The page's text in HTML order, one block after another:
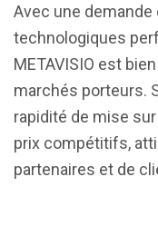
Avec une
technologiques
METAVISIO est
marchés porteurs.
rapidité de mise
prix compétitifs,
partenaires et de